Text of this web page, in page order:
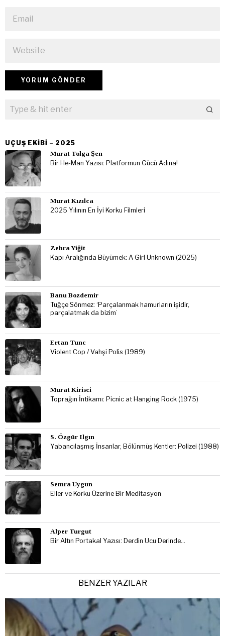
UÇUŞ EKIBI – 2025
Murat Tolga Şen
Bir He-Man Yazısı: Platformun Gücü Adına!
Murat Kızılca
2025 Yılının En İyi Korku Filmleri
Zehra Yiğit
Kapı Aralığında Büyümek: A Girl Unknown (2025)
Banu Bozdemir
Tuğçe Sönmez: ‘Parçalanmak hamurların işidir,
parçalatmak da bizim’
Ertan Tunc
Violent Cop / Vahşi Polis (1989)
Murat Kirisci
Toprağın İntikamı: Picnic at Hanging Rock (1975)
S. Özgür Ilgın
Yabancılaşmış İnsanlar, Bölünmüş Kentler: Polizei (1988)
Semra Uygun
Eller ve Korku Üzerine Bir Meditasyon
Alper Turgut
Bir Altın Portakal Yazısı: Derdin Ucu Derinde…
BENZER YAZILAR